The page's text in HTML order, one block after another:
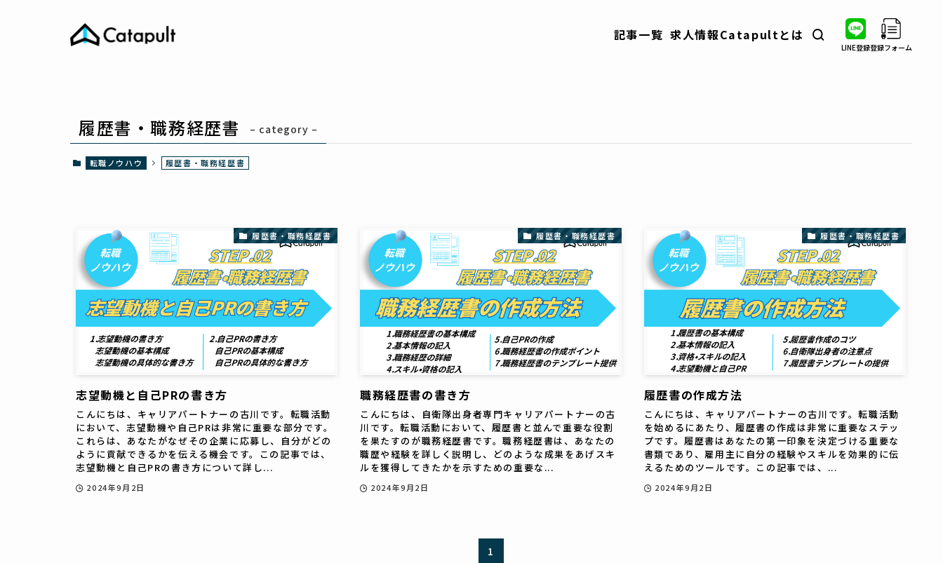
記事一覧
コラム
求人情報Catapultとは
LINE登録登録フォーム
履歴書・職務経歴書 – category –
転職ノウハウ 履歴書・職務経歴書
履歴書・職務経歴書
志望動機と自己PRの書き方
こんにちは、キャリアパートナーの古川です。転職活動
において、志望動機や自己PRは非常に重要な部分です。
これらは、あなたがなぜその企業に応募し、自分がどの
ように貢献できるかを伝える機会です。この記事では、
志望動機と自己PRの書き方について詳し...
2024年9月2日
履歴書・職務経歴書
職務経歴書の書き方
こんにちは、自衛隊出身者専門キャリアパートナーの古
川です。転職活動において、履歴書と並んで重要な役割
を果たすのが職務経歴書です。職務経歴書は、あなたの
職歴や経験を詳しく説明し、どのような成果をあげスキ
ルを獲得してきたかを示すための重要な...
2024年9月2日
履歴書・職務経歴書
履歴書の作成方法
こんにちは、キャリアパートナーの古川です。転職活動
を始めるにあたり、履歴書の作成は非常に重要なステッ
プです。履歴書はあなたの第一印象を決定づける重要な
書類であり、雇用主に自分の経験やスキルを効果的に伝
えるためのツールです。この記事では、...
2024年9月2日
1